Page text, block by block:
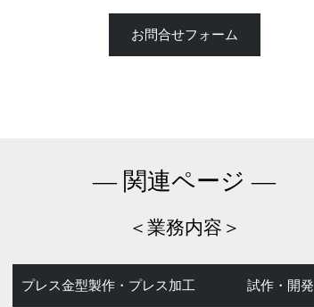
お問合せフォーム
― 関連ページ ―
＜業務内容＞
プレス金型製作・プレス加工 試作・開発